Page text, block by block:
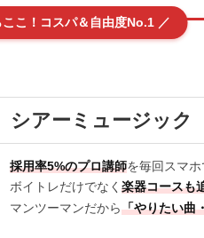
こ！コスパ＆自由度No.1 ／
シアーミュージック
採用率5%のプロ講師を毎回スマ
ボイトレだけでなく楽器コースも
マンツーマンだから「やりたい曲